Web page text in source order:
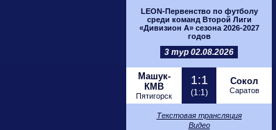
LEON-Первенство по футболу
среди команд Второй Лиги
«Дивизион А» сезона 2026-2027
годов
3 тур 02.08.2026
Машук-
КМВ
Пятигорск
1:1
(1:1)
Сокол
Саратов
Текстовая трансляция
Видео